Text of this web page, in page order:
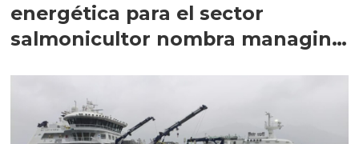
energética para el sector
salmonicultor nombra managing